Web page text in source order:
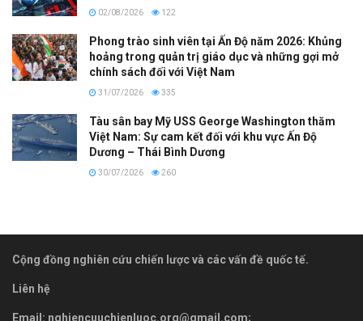
02/08/2026 122
Phong trào sinh viên tại Ấn Độ năm 2026: Khủng
hoảng trong quản trị giáo dục và những gợi mở
chính sách đối với Việt Nam
31/07/2026 335
Tàu sân bay Mỹ USS George Washington thăm
Việt Nam: Sự cam kết đối với khu vực Ấn Độ
Dương – Thái Bình Dương
30/07/2026 260
Cộng đồng nghiên cứu chiến lược và các vấn đề quốc tế.
Liên hệ
Email: nghiencuuchienluoc.org@gmail.com;